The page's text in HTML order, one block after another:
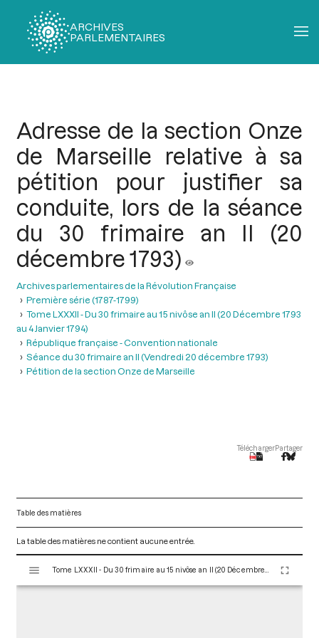
ARCHIVES
PARLEMENTAIRES
Adresse de la section Onze
de Marseille relative à sa
pétition pour justifier sa
conduite, lors de la séance
du 30 frimaire an II (20
décembre 1793)
Archives parlementaires de la Révolution Française
Première série (1787-1799)
Tome LXXXII - Du 30 frimaire au 15 nivôse an II (20 Décembre 1793
au 4 Janvier 1794)
République française - Convention nationale
Séance du 30 frimaire an II (Vendredi 20 décembre 1793)
Pétition de la section Onze de Marseille
TéléchargerPartager
Table des matières
La table des matières ne contient aucune entrée.
s